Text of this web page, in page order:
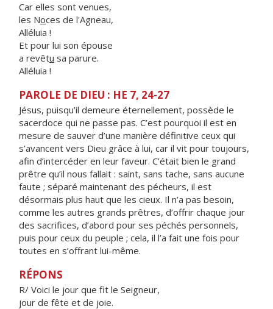
Car elles sont venues,
les Noces de l'Agneau,
Alléluia !
Et pour lui son épouse
a revêtu sa parure.
Alléluia !
PAROLE DE DIEU : HE 7, 24-27
Jésus, puisqu’il demeure éternellement, possède le
sacerdoce qui ne passe pas. C’est pourquoi il est en
mesure de sauver d’une manière définitive ceux qui
s’avancent vers Dieu grâce à lui, car il vit pour toujours,
afin d’intercéder en leur faveur. C’était bien le grand
prêtre qu’il nous fallait : saint, sans tache, sans aucune
faute ; séparé maintenant des pécheurs, il est
désormais plus haut que les cieux. Il n’a pas besoin,
comme les autres grands prêtres, d’offrir chaque jour
des sacrifices, d’abord pour ses péchés personnels,
puis pour ceux du peuple ; cela, il l’a fait une fois pour
toutes en s’offrant lui-même.
RÉPONS
R/ Voici le jour que fit le Seigneur,
jour de fête et de joie.